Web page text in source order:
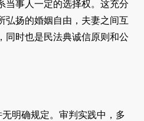
当事人一定的选择权。这充分
弘扬的婚姻自由，夫妻之间互
同时也是民法典诚信原则和公
无明确规定。审判实践中，多